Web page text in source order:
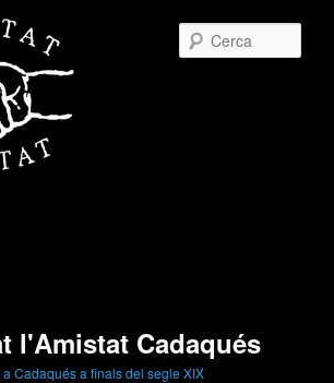
l'Amistat Cadaqués
Cadaqués a finals del segle XIX